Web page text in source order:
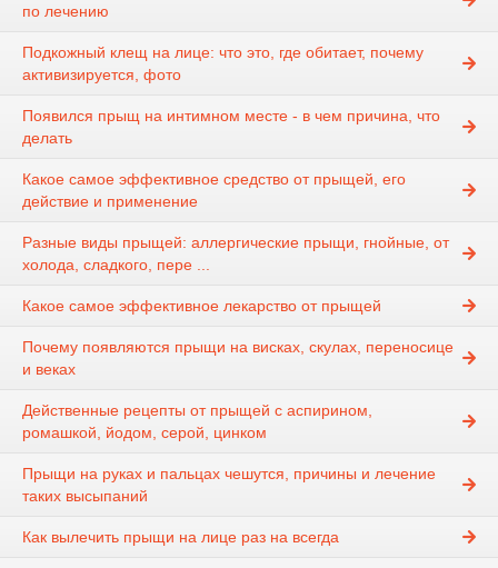
по лечению
Подкожный клещ на лице: что это, где обитает, почему
активизируется, фото
Появился прыщ на интимном месте - в чем причина, что
делать
Какое самое эффективное средство от прыщей, его
действие и применение
Разные виды прыщей: аллергические прыщи, гнойные, от
холода, сладкого, пере ...
Какое самое эффективное лекарство от прыщей
Почему появляются прыщи на висках, скулах, переносице
и веках
Действенные рецепты от прыщей с аспирином,
ромашкой, йодом, серой, цинком
Прыщи на руках и пальцах чешутся, причины и лечение
таких высыпаний
Как вылечить прыщи на лице раз на всегда